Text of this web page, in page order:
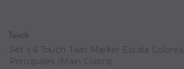
Touch
Set x 6 Touch Twin Marker Escala Colores
Principales (Main Colors)